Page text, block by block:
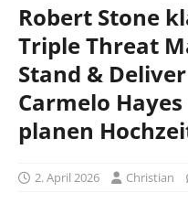
Robert Stone
Triple Threat
Stand &
Carmelo
planen
2. April 2026 Christian